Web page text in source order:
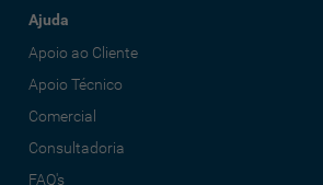
Ajuda
Apoio ao Cliente
Apoio Técnico
Comercial
Consultadoria
FAQ's